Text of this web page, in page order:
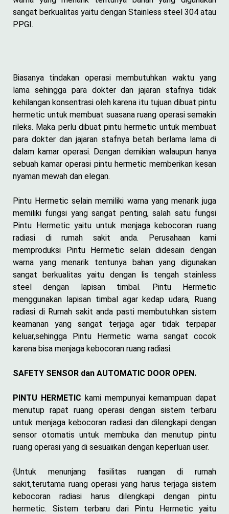
sangat berkualitas yaitu dengan Stainless steel 304 atau
PPGI.
Biasanya tindakan operasi membutuhkan waktu yang
lama sehingga para dokter dan jajaran stafnya tidak
kehilangan konsentrasi oleh karena itu tujuan dibuat pintu
hermetic untuk membuat suasana ruang operasi semakin
rileks. Maka perlu dibuat pintu hermetic untuk membuat
para dokter dan jajaran stafnya betah berlama lama di
dalam kamar operasi. Dengan demikian walaupun hanya
sebuah kamar operasi pintu hermetic memberikan kesan
nyaman mewah dan elegan.
Pintu Hermetic selain memiliki warna yang menarik juga
memiliki fungsi yang sangat penting, salah satu fungsi
Pintu Hermetic yaitu untuk menjaga kebocoran ruang
radiasi di rumah sakit anda. Perusahaan kami
memproduksi Pintu Hermetic selain didesain dengan
warna yang menarik tentunya bahan yang digunakan
sangat berkualitas yaitu dengan lis tengah stainless
steel dengan lapisan timbal. Pintu Hermetic
menggunakan lapisan timbal agar kedap udara, Ruang
radiasi di Rumah sakit anda pasti membutuhkan sistem
keamanan yang sangat terjaga agar tidak terpapar
keluar,sehingga Pintu Hermetic warna sangat cocok
karena bisa menjaga kebocoran ruang radiasi.
SAFETY SENSOR dan AUTOMATIC DOOR OPEN.
PINTU HERMETIC kami mempunyai kemampuan dapat
menutup rapat ruang operasi dengan sistem terbaru
untuk menjaga kebocoran radiasi dan dilengkapi dengan
sensor otomatis untuk membuka dan menutup pintu
ruang operasi yang di sesuaiikan dengan keperluan user.
{Untuk menunjang fasilitas ruangan di rumah
sakit,terutama ruang operasi yang harus terjaga sistem
kebocoran radiasi harus dilengkapi dengan pintu
hermetic. Sistem terbaru dari Pintu Hermetic yaitu